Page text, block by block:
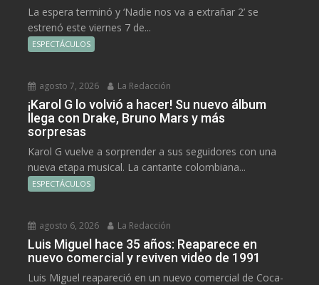
La espera terminó y ‘Nadie nos va a extrañar 2’ se
estrenó este viernes 7 de...
ESPECTÁCULOS
agosto 7, 2026 La Redacción
¡Karol G lo volvió a hacer! Su nuevo álbum
llega con Drake, Bruno Mars y más
sorpresas
Karol G vuelve a sorprender a sus seguidores con una
nueva etapa musical. La cantante colombiana...
ESPECTÁCULOS
agosto 6, 2026 La Redacción
Luis Miguel hace 35 años: Reaparece en
nuevo comercial y reviven video de 1991
Luis Miguel reapareció en un nuevo comercial de Coca-